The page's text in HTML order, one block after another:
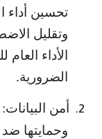
تحسين أداء
وتقليل
الأداء
الضرورية.
2.
أمن
وحمايتها